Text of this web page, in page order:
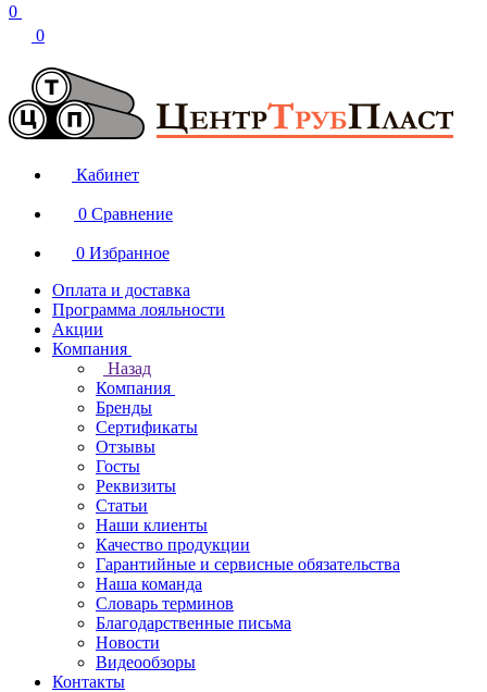
0
0
Кабинет
0 Сравнение
0 Избранное
Оплата и доставка
Программа лояльности
Акции
Компания
Назад
Компания
Бренды
Сертификаты
Отзывы
Госты
Реквизиты
Статьи
Наши клиенты
Качество продукции
Гарантийные и сервисные обязательства
Наша команда
Словарь терминов
Благодарственные письма
Новости
Видеообзоры
Контакты